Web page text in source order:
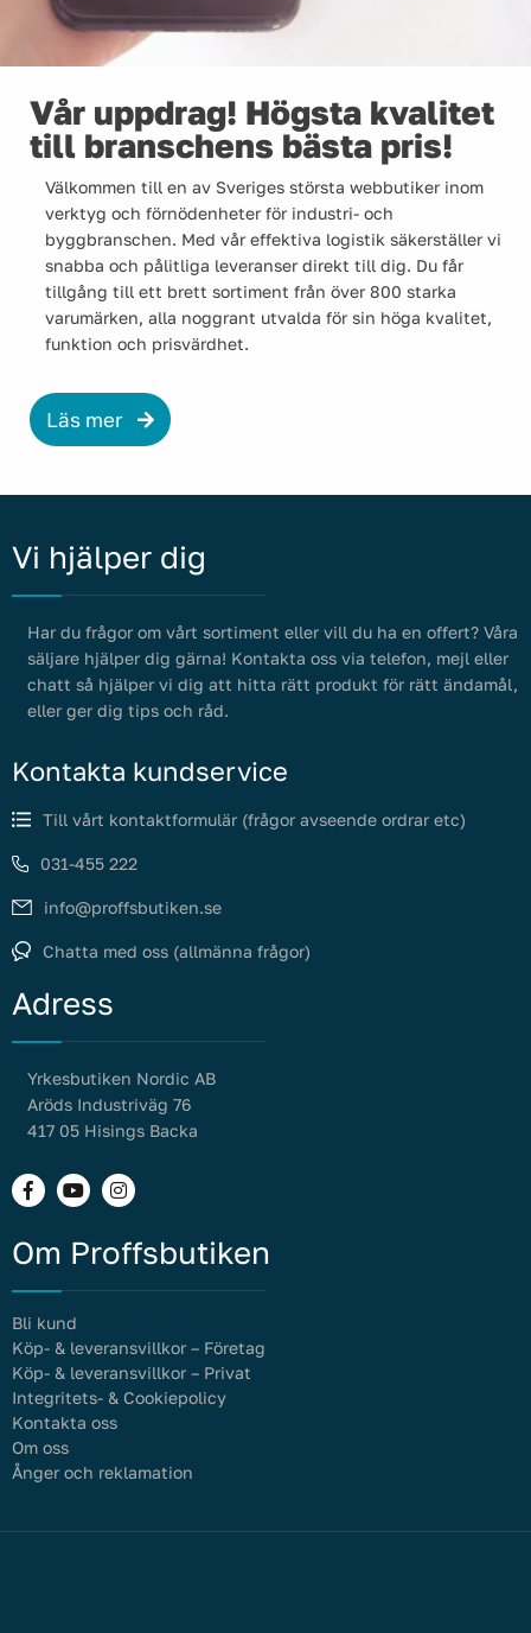
Vår uppdrag! Högsta kvalitet
till branschens bästa pris!
Välkommen till en av Sveriges största webbutiker inom
verktyg och förnödenheter för industri- och
byggbranschen. Med vår effektiva logistik säkerställer vi
snabba och pålitliga leveranser direkt till dig. Du får
tillgång till ett brett sortiment från över 800 starka
varumärken, alla noggrant utvalda för sin höga kvalitet,
funktion och prisvärdhet.
Läs mer
Vi hjälper dig
Har du frågor om vårt sortiment eller vill du ha en offert? Våra
säljare hjälper dig gärna! Kontakta oss via telefon, mejl eller
chatt så hjälper vi dig att hitta rätt produkt för rätt ändamål,
eller ger dig tips och råd.
Kontakta kundservice
Till vårt kontaktformulär (frågor avseende ordrar etc)
031-455 222
info@proffsbutiken.se
Chatta med oss (allmänna frågor)
Adress
Yrkesbutiken Nordic AB
Aröds Industriväg 76
417 05 Hisings Backa
Om Proffsbutiken
Bli kund
Köp- & leveransvillkor – Företag
Köp- & leveransvillkor – Privat
Integritets- & Cookiepolicy
Kontakta oss
Om oss
Ånger och reklamation